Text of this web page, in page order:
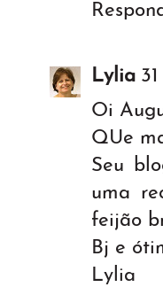
Lylia
Oi
QUe
Seu
uma
feijão
Bj e
Lylia